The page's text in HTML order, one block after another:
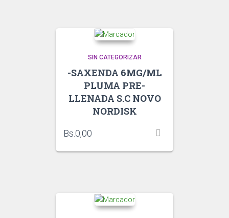
SIN CATEGORIZAR
-SAXENDA 6MG/ML
PLUMA PRE-
LLENADA S.C NOVO
NORDISK
Bs.0,00